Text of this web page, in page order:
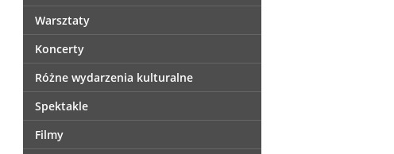
Warsztaty
Koncerty
Różne wydarzenia kulturalne
Spektakle
Filmy